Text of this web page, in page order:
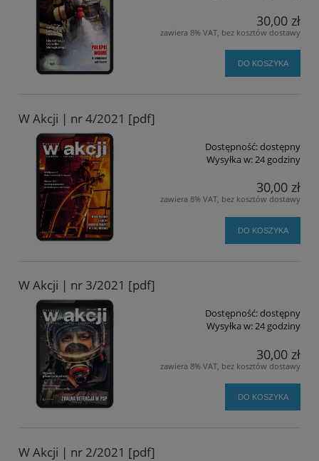
30,00 zł
zawiera 8% VAT, bez kosztów dostawy
DO KOSZYKA
W Akcji | nr 4/2021 [pdf]
Dostępność:dostępny
Wysyłka w:24 godziny
30,00 zł
zawiera 8% VAT, bez kosztów dostawy
DO KOSZYKA
W Akcji | nr 3/2021 [pdf]
Dostępność:dostępny
Wysyłka w:24 godziny
30,00 zł
zawiera 8% VAT, bez kosztów dostawy
DO KOSZYKA
W Akcji | nr 2/2021 [pdf]